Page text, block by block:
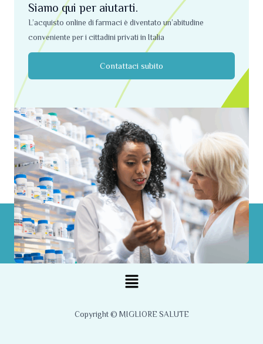
Siamo qui per aiutarti.
L’acquisto online di farmaci è diventato un’abitudine
conveniente per i cittadini privati ​​in Italia
Contattaci subito
Menu
Copyright © MIGLIORE SALUTE